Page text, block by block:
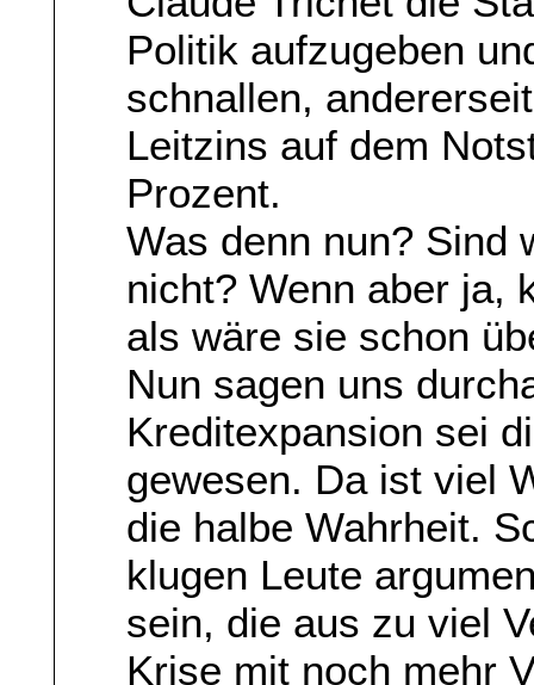
Politik aufzugeben
schnallen,
Leitzins auf dem
Prozent.
Was denn nun? Sind
nicht? Wenn aber ja,
als wäre sie schon
Nun sagen uns
Kreditexpansion sei
gewesen. Da ist viel
die halbe Wahrheit.
klugen Leute
sein, die aus zu viel
Krise mit noch mehr